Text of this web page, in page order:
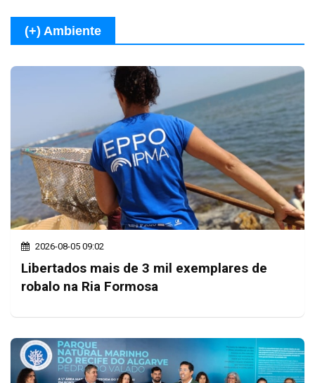
(+) Ambiente
2026-08-05 09:02
Libertados mais de 3 mil exemplares de
robalo na Ria Formosa